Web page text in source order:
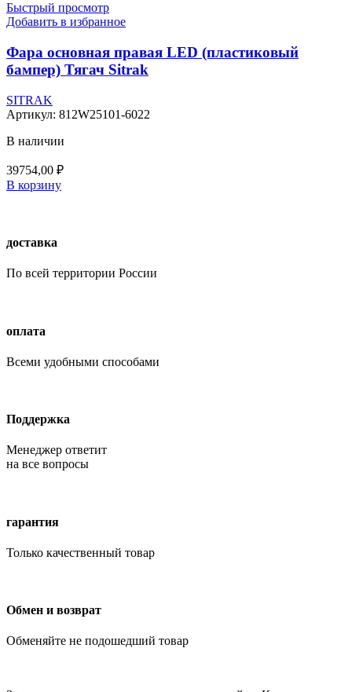
Быстрый просмотр
Добавить в избранное
Фара основная правая LED (пластиковый
бампер) Тягач Sitrak
SITRAK
Артикул: 812W25101-6022
В наличии
39754,00 ₽
В корзину
доставка
По всей территории России
оплата
Всеми удобными способами
Поддержка
Менеджер ответит
на все вопросы
гарантия
Только качественный товар
Обмен и возврат
Обменяйте не подошедший товар